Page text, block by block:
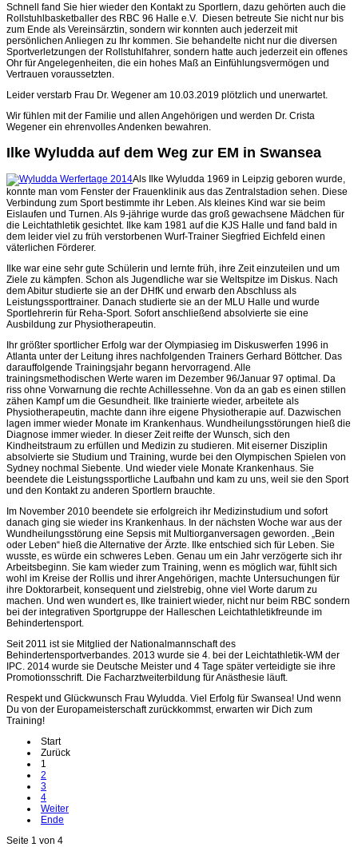
Schnell fand Sie hier wieder den Kontakt zu Sportlern, dazu gehörten auch die
Rollstuhlbasketballer des RBC 96 Halle e.V. Diesen betreute Sie nicht nur bis
zum Ende als Vereinsärztin, sondern wir konnten auch jederzeit mit
persönlichen Anliegen zu Ihr kommen. Sie behandelte nicht nur die diversen
Sportverletzungen der Rollstuhlfahrer, sondern hatte auch jederzeit ein offenes
Ohr für Angelegenheiten, die ein hohes Maß an Einfühlungsvermögen und
Vertrauen voraussetzten.
Leider verstarb Frau Dr. Wegener am 10.03.2019 plötzlich und unerwartet.
Wir fühlen mit der Familie und allen Angehörigen und werden Dr. Crista
Wegener ein ehrenvolles Andenken bewahren.
Ilke Wyludda auf dem Weg zur EM in Swansea
Als Ilke Wyludda 1969 in Leipzig geboren wurde,
konnte man vom Fenster der Frauenklinik aus das Zentralstadion sehen. Diese
Verbindung zum Sport bestimmte ihr Leben. Als kleines Kind war sie beim
Eislaufen und Turnen. Als 9-jährige wurde das groß gewachsene Mädchen für
die Leichtathletik gesichtet. Ilke kam 1981 auf die KJS Halle und fand bald in
dem leider viel zu früh verstorbenen Wurf-Trainer Siegfried Eichfeld einen
väterlichen Förderer.
Ilke war eine sehr gute Schülerin und lernte früh, ihre Zeit einzuteilen und um
Ziele zu kämpfen. Schon als Jugendliche war sie Weltspitze im Diskus. Nach
dem Abitur studierte sie an der DHfK und erwarb den Abschluss als
Leistungssporttrainer. Danach studierte sie an der MLU Halle und wurde
Sportlehrerin für Reha-Sport. Sofort anschließend absolvierte sie eine
Ausbildung zur Physiotherapeutin.
Ihr größter sportlicher Erfolg war der Olympiasieg im Diskuswerfen 1996 in
Atlanta unter der Leitung ihres nachfolgenden Trainers Gerhard Böttcher. Das
darauffolgende Trainingsjahr begann hervorragend. Alle
trainingsmethodischen Werte waren im Dezember 96/Januar 97 optimal. Da
riss ohne Vorwarnung die rechte Achillessehne. Von da an gab es einen stillen
zähen Kampf um die Gesundheit. Ilke trainierte wieder, arbeitete als
Physiotherapeutin, machte dann ihre eigene Physiotherapie auf. Dazwischen
lagen immer wieder Monate im Krankenhaus. Wundheilungsstörungen hieß die
Diagnose immer wieder. In dieser Zeit reifte der Wunsch, sich den
Kindheitstraum zu erfüllen und Medizin zu studieren. Mit eiserner Disziplin
absolvierte sie Studium und Training, wurde bei den Olympischen Spielen von
Sydney nochmal Siebente. Und wieder viele Monate Krankenhaus. Sie
beendete die Leistungssportliche Laufbahn und kam zu uns, weil sie den Sport
und den Kontakt zu anderen Sportlern brauchte.
Im November 2010 beendete sie erfolgreich ihr Medizinstudium und sofort
danach ging sie wieder ins Krankenhaus. In der nächsten Woche war aus der
Wundheilungsstörung eine Sepsis mit Multiorganversagen geworden. „Bein
oder Leben“ hieß die Alternative der Ärzte. Ilke entschied sich für Leben. Sie
wusste, es würde ein schweres Leben. Genau um ein Jahr verzögerte sich ihr
Arbeitsbeginn. Sie kam wieder zum Training, wenn es möglich war, fühlt sich
wohl im Kreise der Rollis und ihrer Angehörigen, machte Untersuchungen für
ihre Doktorarbeit, konsequent und zielstrebig, ohne viel Worte darum zu
machen. Und wen wundert es, Ilke trainiert wieder, nicht nur beim RBC sondern
bei der integrativen Sportgruppe der Halleschen Leichtathletikfreunde im
Behindertensport.
Seit 2011 ist sie Mitglied der Nationalmannschaft des
Behindertensportverbandes. 2013 wurde sie 4. bei der Leichtathletik-WM der
IPC. 2014 wurde sie Deutsche Meister und 4 Tage später verteidigte sie ihre
Promotionsschrift. Die Facharztweiterbildung für Anästhesie läuft.
Respekt und Glückwunsch Frau Wyludda. Viel Erfolg für Swansea! Und wenn
Du von der Europameisterschaft zurückkommst, erwarten wir Dich zum
Training!
Start
Zurück
1
2
3
4
Weiter
Ende
Seite 1 von 4